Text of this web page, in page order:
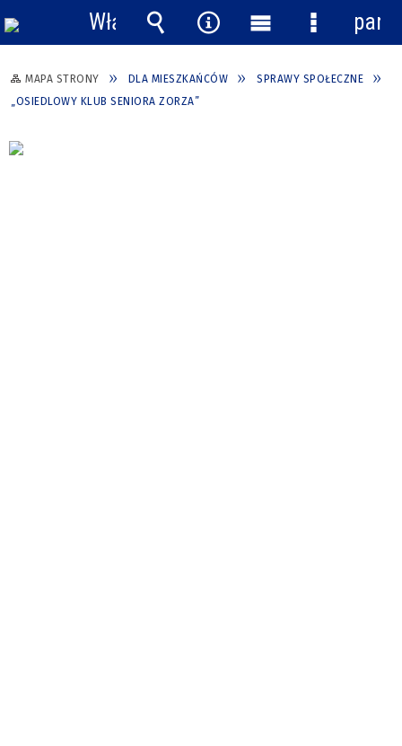
MAPA STRONY DLA MIESZKAŃCÓW
SPRAWY SPOŁECZNE
„OSIEDLOWY KLUB SENIORA ZORZA”
Włącz
powiadomienia
Wyszukiwarka
Narzędzia
Menu
główne
Menu
panel